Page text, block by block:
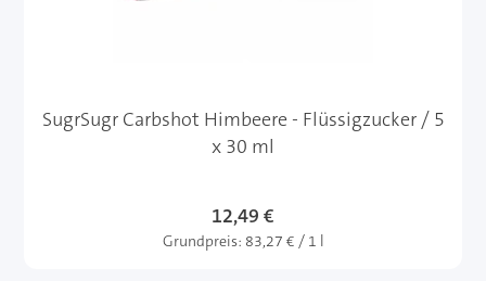
SugrSugr Carbshot Himbeere - Flüssigzucker / 5
x 30 ml
12,49 €
Grundpreis: 83,27 € / 1 l